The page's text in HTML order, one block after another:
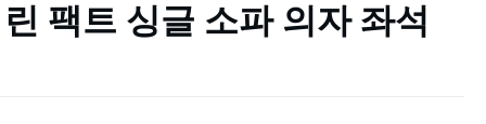
팩트 싱글 소파 의자 좌석